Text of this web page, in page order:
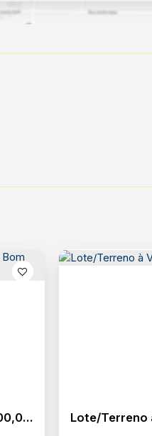
Terreno à venda, 360 m² por R$ 270.000,00 - Bom Princípio - Gravataí/RS